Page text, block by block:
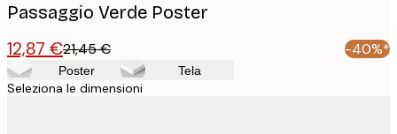
Passaggio Verde Poster
12,87 €21,45 € -40%*
Poster Tela
Seleziona le dimensioni